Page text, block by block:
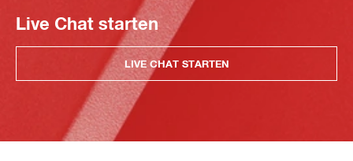
Live Chat starten
LIVE CHAT STARTEN